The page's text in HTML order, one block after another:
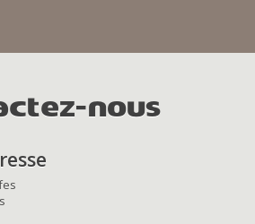
nous